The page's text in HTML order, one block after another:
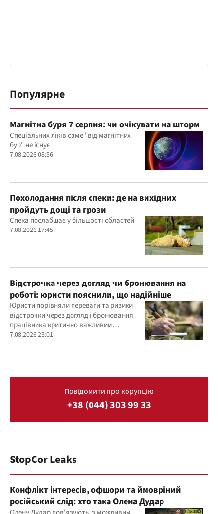
Популярне
Магнітна буря 7 серпня: чи очікувати на шторм
Спеціальних ліків саме "від магнітних
бур" не існує
7.08.2026 08:56
Похолодання після спеки: де на вихідних
пройдуть дощі та грози
Спека послабшає у більшості областей
7.08.2026 17:45
Відстрочка через догляд чи бронювання на
роботі: юристи пояснили, що надійніше
Юристи порівняли переваги та ризики
відстрочки через догляд і бронювання
працівника критично важливим
підприємством
7.08.2026 23:01
Повідомити про корупцію
+38 (044) 303 99 33
StopCor Leaks
Конфлікт інтересів, офшори та ймовріний
російський слід: хто така Олена Дудар